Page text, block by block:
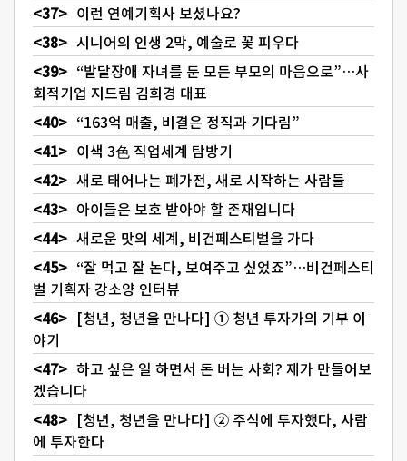
이런 연예기획사 보셨나요?
시니어의 인생 2막, 예술로 꽃 피우다
“발달장애 자녀를 둔 모든 부모의 마음으로”…사
회적기업 지드림 김희경 대표
“163억 매출, 비결은 정직과 기다림”
이색 3色 직업세계 탐방기
새로 태어나는 폐가전, 새로 시작하는 사람들
아이들은 보호 받아야 할 존재입니다
새로운 맛의 세계, 비건페스티벌을 가다
“잘 먹고 잘 논다, 보여주고 싶었죠”…비건페스티
벌 기획자 강소양 인터뷰
[청년, 청년을 만나다] ① 청년 투자가의 기부 이
야기
하고 싶은 일 하면서 돈 버는 사회? 제가 만들어보
겠습니다
[청년, 청년을 만나다] ② 주식에 투자했다, 사람
에 투자한다